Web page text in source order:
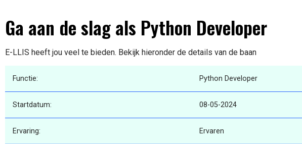
Ga aan de slag als Python Developer
E-LLIS heeft jou veel te bieden. Bekijk hieronder de details van de baan
Functie: Python Developer
Startdatum: 08-05-2024
Ervaring: Ervaren